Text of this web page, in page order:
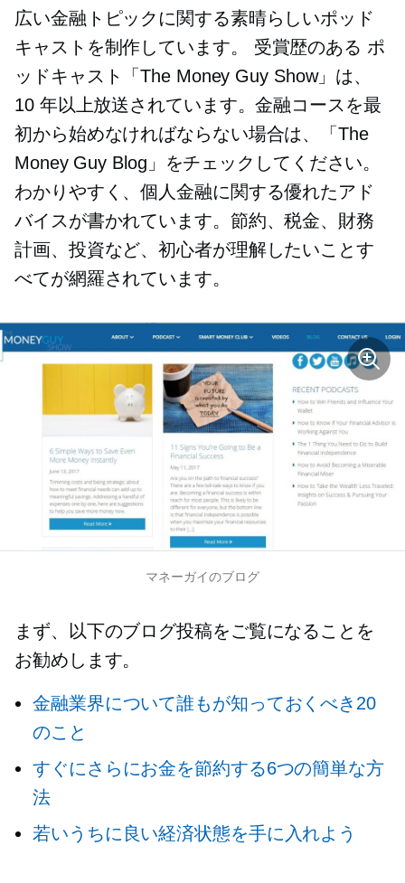
広い金融トピックに関する素晴らしいポッド
キャストを制作しています。 受賞歴のある ポ
ッドキャスト「The Money Guy Show」は、
10 年以上放送されています。金融コースを最
初から始めなければならない場合は、「The
Money Guy Blog」をチェックしてください。
わかりやすく、個人金融に関する優れたアド
バイスが書かれています。節約、税金、財務
計画、投資など、初心者が理解したいことす
べてが網羅されています。
マネーガイのブログ
まず、以下のブログ投稿をご覧になることを
お勧めします。
金融業界について誰もが知っておくべき20
のこと
すぐにさらにお金を節約する6つの簡単な方
法
若いうちに良い経済状態を手に入れよう